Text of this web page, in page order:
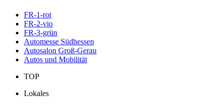
FR-1-rot
FR-2-vio
FR-3-grün
Automesse Südhessen
Autosalon Groß-Gerau
Autos und Mobilität
TOP
Lokales